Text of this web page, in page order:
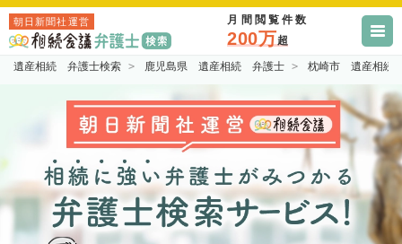
朝日新聞社運営 月間閲覧件数
200万超
遺産相続 弁護士検索 鹿児島県 遺産相続 弁護士 枕崎市 遺産相続